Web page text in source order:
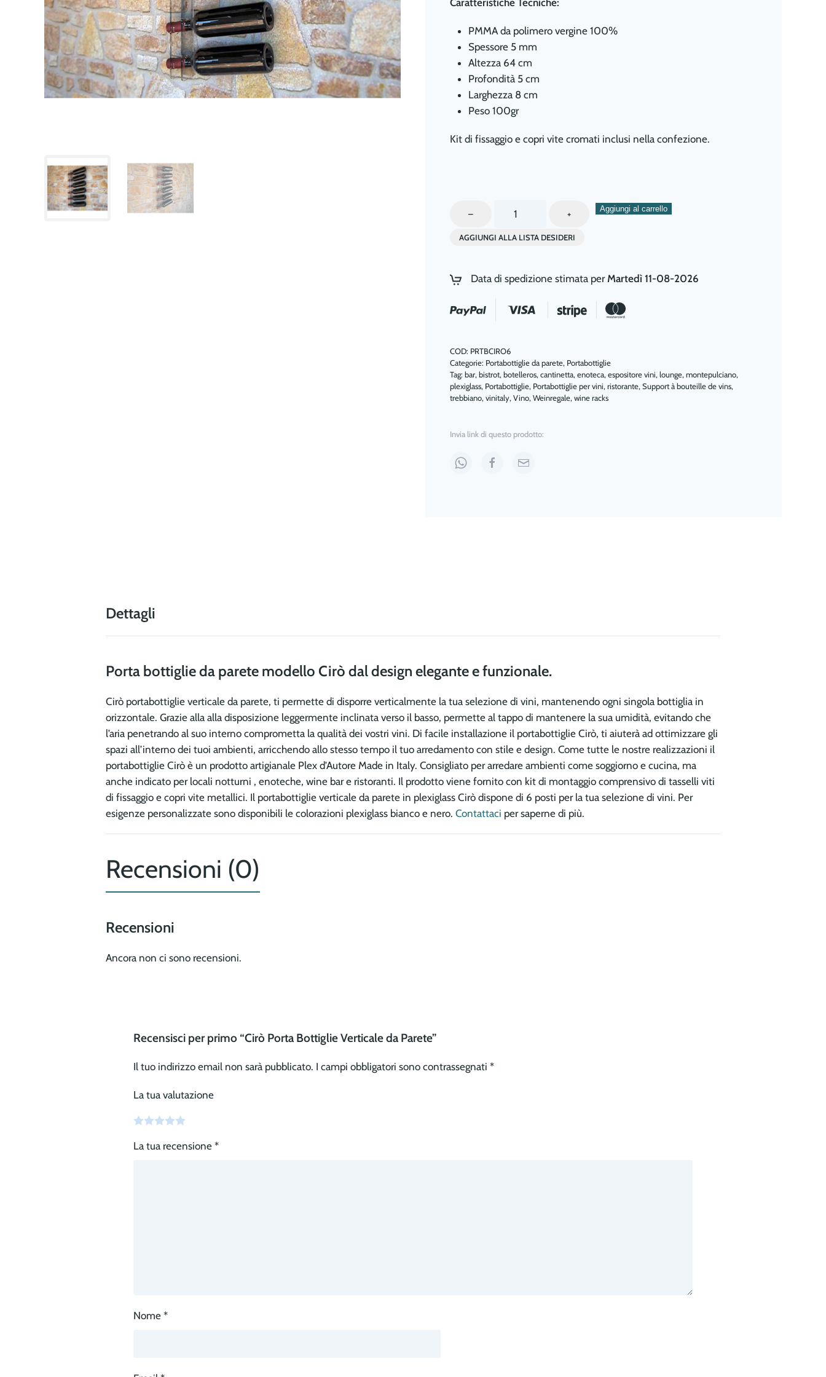
Caratteristiche Tecniche:
PMMA da polimero vergine 100%
Spessore 5 mm
Altezza 64 cm
Profondità 5 cm
Larghezza 8 cm
Peso 100gr
Kit di fissaggio e copri vite cromati inclusi nella confezione.
–
Bottiglie
da
Parete
quantità
+ Aggiungi al carrello
AGGIUNGI ALLA LISTA DESIDERI
Data di spedizione stimata per Martedì 11-08-2026
COD: PRTBCIRO6
Categorie: Portabottiglie da parete, Portabottiglie
Tag: bar, bistrot, botelleros, cantinetta, enoteca, espositore vini, lounge, montepulciano,
plexiglass, Portabottiglie, Portabottiglie per vini, ristorante, Support à bouteille de vins,
trebbiano, vinitaly, Vino, Weinregale, wine racks
Invia link di questo prodotto:
Dettagli
Porta bottiglie da parete modello Cirò dal design elegante e funzionale.
Cirò portabottiglie verticale da parete, ti permette di disporre verticalmente la tua selezione di vini, mantenendo ogni singola bottiglia in
orizzontale. Grazie alla alla disposizione leggermente inclinata verso il basso, permette al tappo di mantenere la sua umidità, evitando che
l’aria penetrando al suo interno comprometta la qualità dei vostri vini. Di facile installazione il portabottiglie Cirò, ti aiuterà ad ottimizzare gli
spazi all’interno dei tuoi ambienti, arricchendo allo stesso tempo il tuo arredamento con stile e design. Come tutte le nostre realizzazioni il
portabottiglie Cirò è un prodotto artigianale Plex d’Autore Made in Italy. Consigliato per arredare ambienti come soggiorno e cucina, ma
anche indicato per locali notturni , enoteche, wine bar e ristoranti. Il prodotto viene fornito con kit di montaggio comprensivo di tasselli viti
di fissaggio e copri vite metallici. Il portabottiglie verticale da parete in plexiglass Cirò dispone di 6 posti per la tua selezione di vini. Per
esigenze personalizzate sono disponibili le colorazioni plexiglass bianco e nero. Contattaci per saperne di più.
Recensioni (0)
Recensioni
Ancora non ci sono recensioni.
Recensisci per primo “Cirò Porta Bottiglie Verticale da Parete”
Il tuo indirizzo email non sarà pubblicato. I campi obbligatori sono contrassegnati *
La tua valutazione
La tua recensione *
Nome *